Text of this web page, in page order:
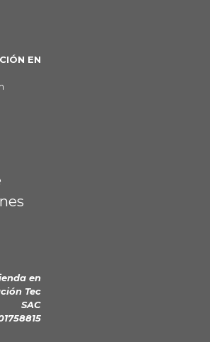
EN
en
Tec
SAC